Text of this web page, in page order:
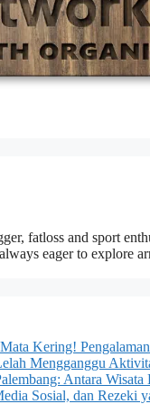
fatloss and sport
eager to explore
Kering!
Mengganggu
Antara
Sosial, dan Rezeki